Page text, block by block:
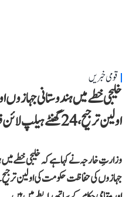
قومی خبریں
خلیجی خطے میں ہندوستانی
اولین ترجیح، 24 گھنٹے ہیلپ لائن فعال: وزارتِ خارجہ
وزارتِ خارجہ نے کہا ہے کہ خلیجی خطے میں